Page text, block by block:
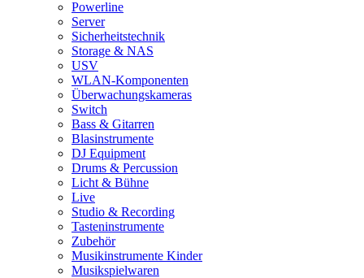
Powerline
Server
Sicherheitstechnik
Storage & NAS
USV
WLAN-Komponenten
Überwachungskameras
Switch
Bass & Gitarren
Blasinstrumente
DJ Equipment
Drums & Percussion
Licht & Bühne
Live
Studio & Recording
Tasteninstrumente
Zubehör
Musikinstrumente Kinder
Musikspielwaren